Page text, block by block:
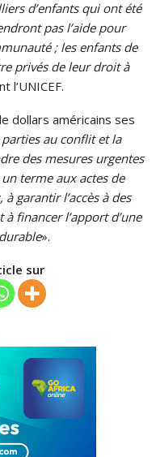
d’enfants qui ont été
pas l’aide pour
; les enfants de
privés de leur droit à
l’UNICEF.
dollars américains ses
au conflit et la
des mesures urgentes
terme aux actes de
garantir l’accès à des
financer l’apport d’une
».
sur